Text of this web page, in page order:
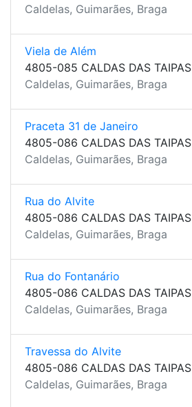
Caldelas, Guimarães, Braga
Viela de Além
4805-085 CALDAS DAS TAIPAS
Caldelas, Guimarães, Braga
Praceta 31 de Janeiro
4805-086 CALDAS DAS TAIPAS
Caldelas, Guimarães, Braga
Rua do Alvite
4805-086 CALDAS DAS TAIPAS
Caldelas, Guimarães, Braga
Rua do Fontanário
4805-086 CALDAS DAS TAIPAS
Caldelas, Guimarães, Braga
Travessa do Alvite
4805-086 CALDAS DAS TAIPAS
Caldelas, Guimarães, Braga